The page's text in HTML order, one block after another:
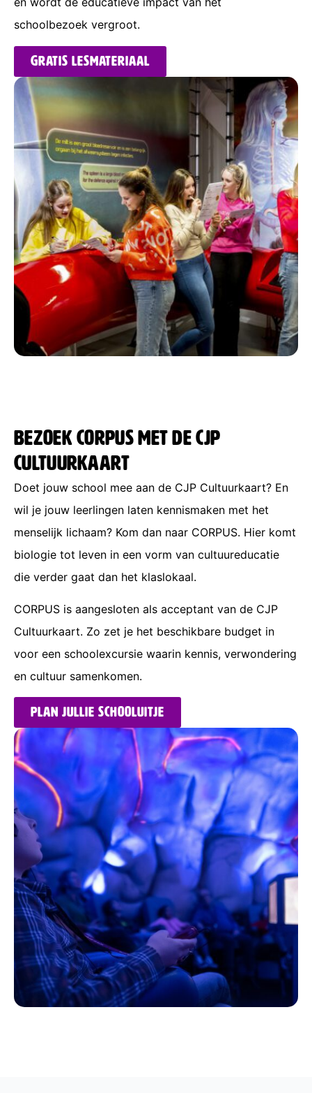
schoolbezoek vergroot.
Gratis lesmateriaal
Bezoek CORPUS met de CJP
Cultuurkaart
Doet jouw school mee aan de CJP Cultuurkaart? En
wil je jouw leerlingen laten kennismaken met het
menselijk lichaam? Kom dan naar CORPUS. Hier komt
biologie tot leven in een vorm van cultuureducatie
die verder gaat dan het klaslokaal.
CORPUS is aangesloten als acceptant van de CJP
Cultuurkaart. Zo zet je het beschikbare budget in
voor een schoolexcursie waarin kennis, verwondering
en cultuur samenkomen.
Plan jullie schooluitje